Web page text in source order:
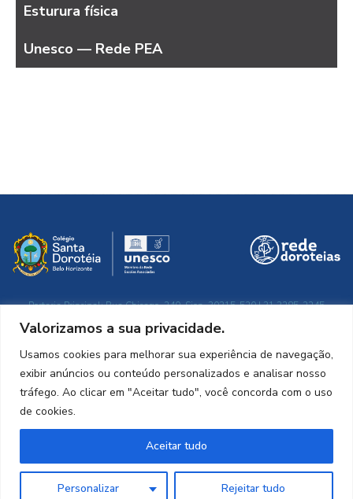
Valorizamos a sua privacidade.
Usamos cookies para melhorar sua experiência de navegação,
exibir anúncios ou conteúdo personalizados e analisar nosso
tráfego. Ao clicar em "Aceitar tudo", você concorda com o uso
de cookies.
Personalizar Rejeitar tudo
Aceitar tudo
Esturura física
Unesco — Rede PEA
Portaria Principal: Rua Chicago, 240. Sion. 30315-520 | 31.3285-2245
Razão social: Congregação de Santa Doroteia do Brasil – Sul
CNPJ: 03.658.515/0010-62
Relat. eSocialTrabalharPrivacidadeConduta ética